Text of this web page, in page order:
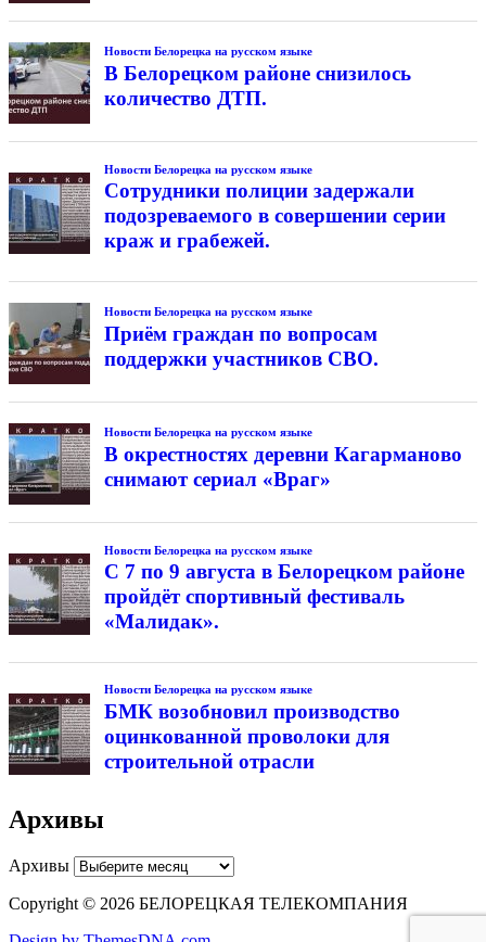
Новости Белорецка на русском языке
В Белорецком районе снизилось
количество ДТП.
Новости Белорецка на русском языке
Сотрудники полиции задержали
подозреваемого в совершении серии
краж и грабежей.
Новости Белорецка на русском языке
Приём граждан по вопросам
поддержки участников СВО.
Новости Белорецка на русском языке
В окрестностях деревни Кагарманово
снимают сериал «Враг»
Новости Белорецка на русском языке
С 7 по 9 августа в Белорецком районе
пройдёт спортивный фестиваль
«Малидак».
Новости Белорецка на русском языке
БМК возобновил производство
оцинкованной проволоки для
строительной отрасли
Архивы
Архивы
Copyright © 2026 БЕЛОРЕЦКАЯ ТЕЛЕКОМПАНИЯ